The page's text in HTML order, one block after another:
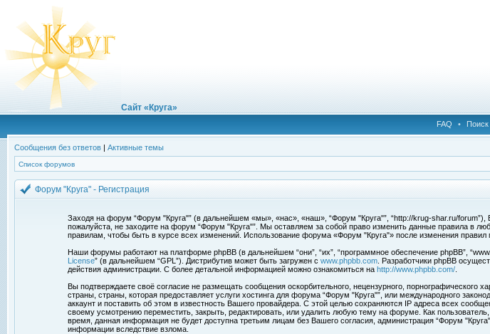
Сайт «Круга»
FAQ • Поиск
Сообщения без ответов | Активные темы
Список форумов
Форум "Круга" - Регистрация
Заходя на форум “Форум "Круга"” (в дальнейшем «мы», «нас», «наш», “Форум "Круга"”, “http://krug-shar.ru/
пожалуйста, не заходите на форум “Форум "Круга"”. Мы оставляем за собой право изменить данные правила в
правилам, чтобы быть в курсе всех изменений. Использование форума «Форум "Круга"» после изменения правил
Наши форумы работают на платформе phpBB (в дальнейшем “они”, “их”, “программное обеспечение phpBB”,
License” (в дальнейшем “GPL”). Дистрибутив может быть загружен с www.phpbb.com . Разработчики phpBB
действия администрации. С более детальной информацией можно ознакомиться на http://www.phpbb.com/
Вы подтверждаете своё согласие не размещать сообщения оскорбительного, нецензурного,
страны, страны, которая предоставляет услуги хостинга для форума “Форум "Круга"”, или международного
аккаунт и поставить об этом в известность Вашего провайдера. С этой целью сохраняются IP адреса всех
своему усмотрению переместить, закрыть, редактировать, или удалить любую тему на форуме. Как
время, данная информация не будет доступна третьим лицам без Вашего согласия, администрация “Форум
информации вследствие взлома.